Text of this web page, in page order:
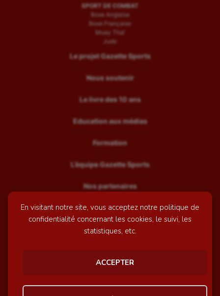
En visitant notre site, vous acceptez notre politique de
confidentialité concernant les cookies, le suivi, les
statistiques, etc.
ACCEPTER
SPORT DE COMBAT
Boxe Anglaise
Boxe Française
Muay Thaï
Judo
Le projet Gazette Sports
Nous soutenir
Le livre des 10 ans
Education aux médias
Formation
L’équipe Gazette Sports
Nos partenaires
Recrutement
Mentions légales
© GazetteSports - 2026 | Site internet réalisé par